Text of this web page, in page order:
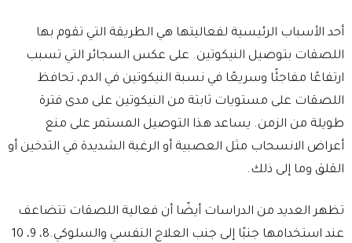
أحد الأسباب الرئيسية لفعاليتها هي الطريقة التي تقوم بها
اللصقات بتوصيل النيكوتين. على عكس السجائر التي تسبب
ارتفاعًا مفاجئًا وسريعًا في نسبة النيكوتين في الدم، تحافظ
اللصقات على مستويات ثابتة من النيكوتين على مدى فترة
طويلة من الزمن. يساعد هذا التوصيل المستمر على منع
أعراض الانسحاب مثل العصبية أو الرغبة الشديدة في التدخين أو
القلق وما إلى ذلك.
تظهر العديد من الدراسات أيضًا أن فعالية اللصقات تتضاعف
عند استخدامها جنبًا إلى جنب العلاج النفسي والسلوكي.8، 9، 10